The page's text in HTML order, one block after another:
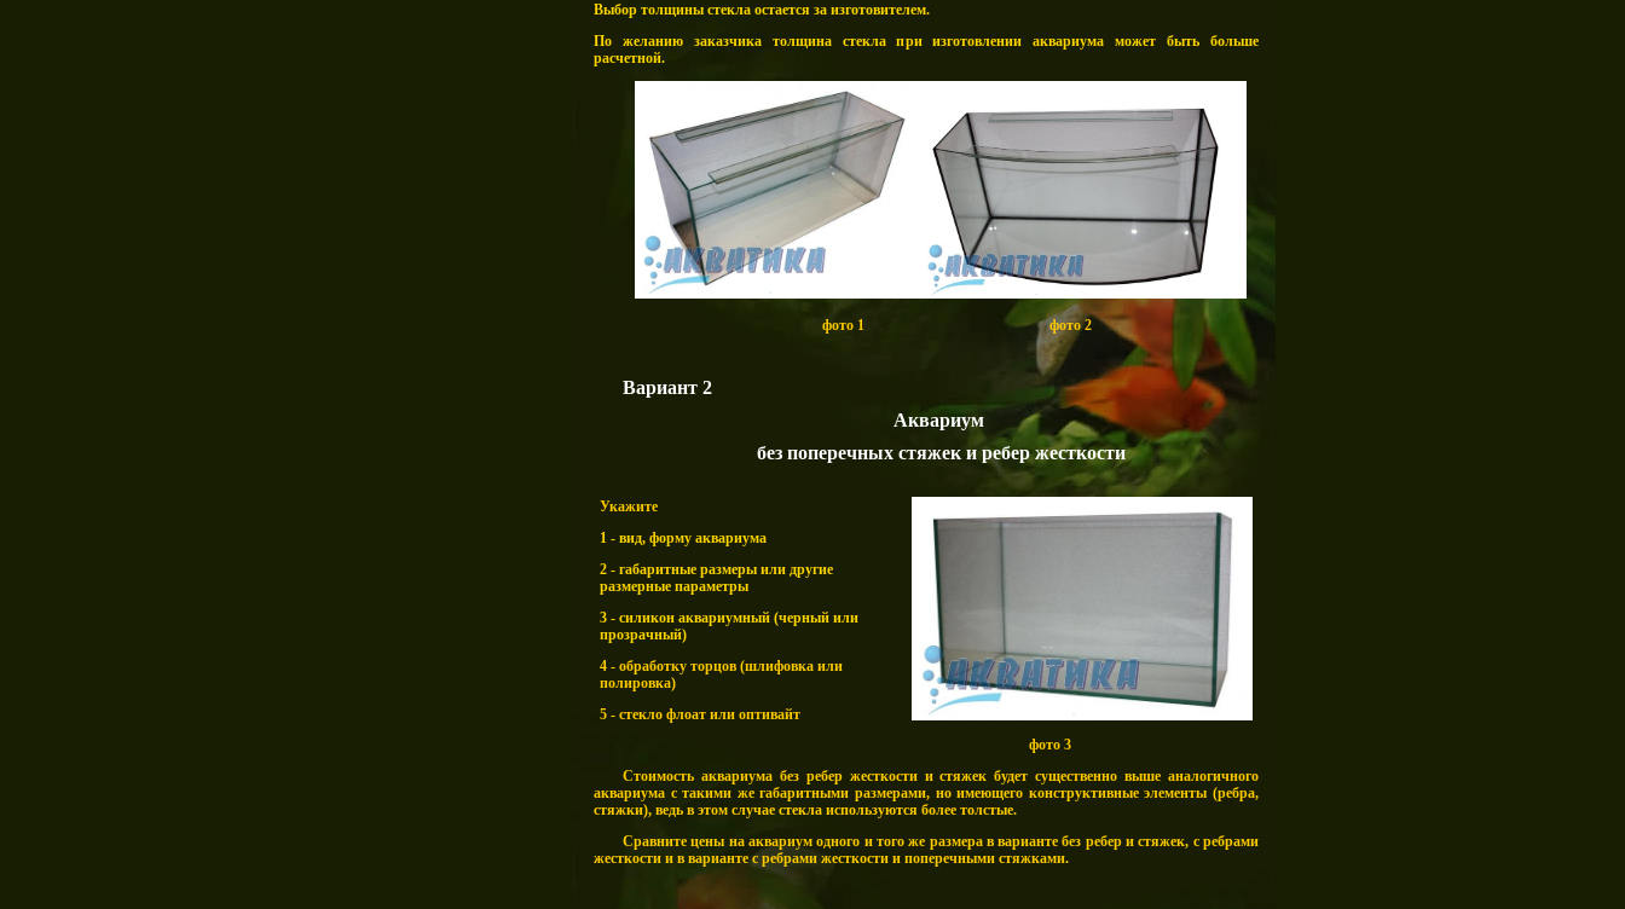
Выбор толщины стекла остается за изготовителем.
По желанию заказчика толщина стекла при изготовлении аквариума может быть больше
расчетной.
фото 1 фото 2
Вариант 2
Аквариум
без поперечных стяжек и ребер жесткости
Укажите
1 - вид, форму аквариума
2 - габаритные размеры или другие
размерные параметры
3 - силикон аквариумный (черный или
прозрачный)
4 - обработку торцов (шлифовка или
полировка)
5 - стекло флоат или оптивайт
фото 3
Стоимость аквариума без ребер жесткости и стяжек будет существенно выше аналогичного
аквариума с такими же габаритными размерами, но имеющего конструктивные элементы (ребра,
стяжки), ведь в этом случае стекла используются более толстые.
Сравните цены на аквариум одного и того же размера в варианте без ребер и стяжек, с ребрами
жесткости и в варианте с ребрами жесткости и поперечными стяжками.